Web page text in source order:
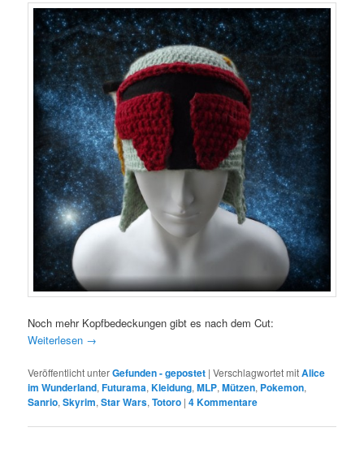
Noch mehr Kopfbedeckungen gibt es nach dem Cut:
Weiterlesen →
Veröffentlicht unterGefunden - gepostet |Verschlagwortet mitAlice
im Wunderland,Futurama,Kleidung,MLP,Mützen, Pokemon,
Sanrio,Skyrim,Star Wars,Totoro |4 Kommentare